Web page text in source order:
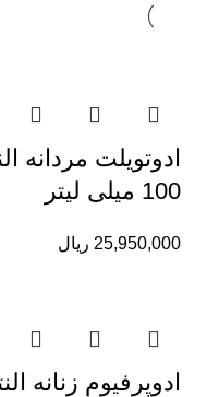
ادوتویلت مردانه
100 میلی لیتر
25,950,000 ریال
ادوپرفیوم زنانه